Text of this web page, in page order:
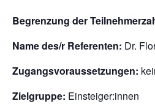
Begrenzung der
Name des/r Referenten: Dr.
Zugangsvoraussetzungen:
Zielgruppe: Einsteiger:innen